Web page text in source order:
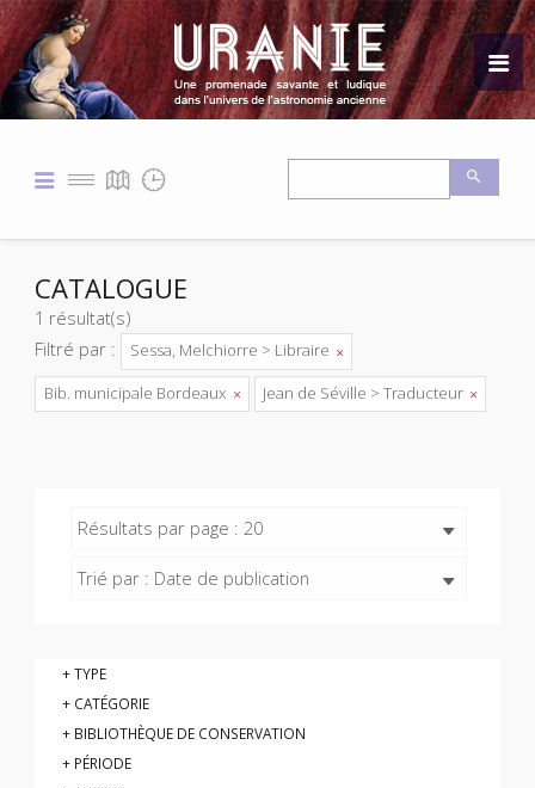
CATALOGUE
1 résultat(s)
Filtré par :
Sessa, Melchiorre > Libraire
Bib. municipale Bordeaux
Jean de Séville > Traducteur
Résultats par page : 20
Trié par : Date de publication
TYPE
CATÉGORIE
BIBLIOTHÈQUE DE CONSERVATION
PÉRIODE